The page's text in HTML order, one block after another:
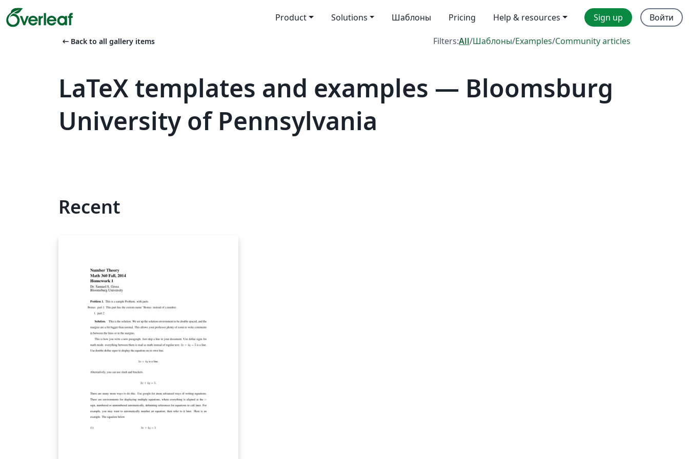
Product Solutions Шаблоны Pricing Help & resources Sign up Войти
arrow_left_alt Back to all gallery items Filters:All/Шаблоны/Examples/Community articles
LaTeX templates and examples — Bloomsburg
University of Pennsylvania
Recent